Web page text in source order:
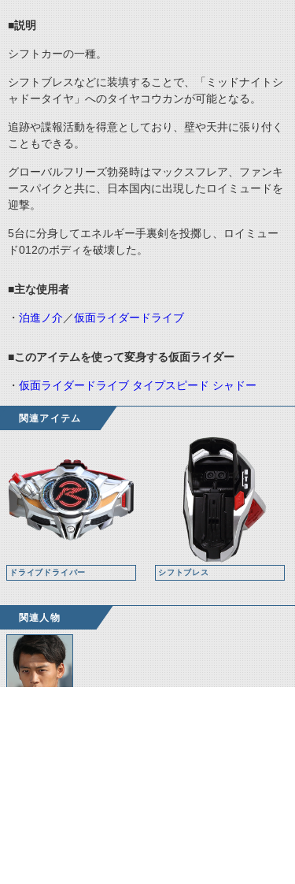
■説明
シフトカーの一種。
シフトブレスなどに装填することで、「ミッドナイトシ
ャドータイヤ」へのタイヤコウカンが可能となる。
追跡や諜報活動を得意としており、壁や天井に張り付く
こともできる。
グローバルフリーズ勃発時はマックスフレア、ファンキ
ースパイクと共に、日本国内に出現したロイミュードを
迎撃。
5台に分身してエネルギー手裏剣を投擲し、ロイミュー
ド012のボディを破壊した。
■主な使用者
・ 泊進ノ介／仮面ライダードライブ
■このアイテムを使って変身する仮面ライダー
・ 仮面ライダードライブ タイプスピード シャドー
関連アイテム
ドライブドライバー シフトブレス
関連人物